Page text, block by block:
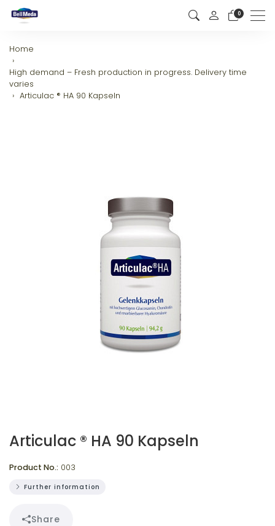
0
Home
High demand – Fresh production in progress. Delivery time
varies
Articulac ® HA 90 Kapseln
Articulac ® HA 90 Kapseln
Product No.: 003
Further information
Share